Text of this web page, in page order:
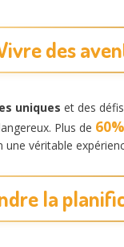
des
uniques et des
Plus de 60%
véritable
la